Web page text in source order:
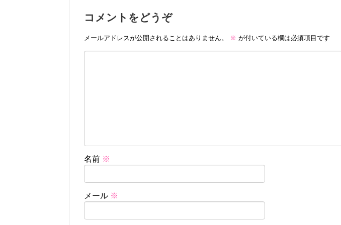
コメントをどうぞ
メールアドレスが公開されることはありません。 ※ が付いている欄は必須項目です
名前 ※
メール ※